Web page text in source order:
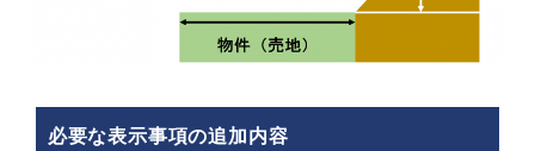
必要な表示事項の追加内容